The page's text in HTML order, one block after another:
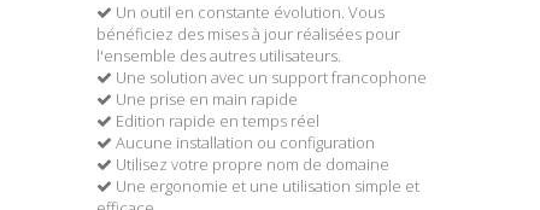
Un outil en constante évolution. Vous
bénéficiez des mises à jour réalisées pour
l'ensemble des autres utilisateurs.
Une solution avec un support francophone
Une prise en main rapide
Edition rapide en temps réel
Aucune installation ou configuration
Utilisez votre propre nom de domaine
Une ergonomie et une utilisation simple et